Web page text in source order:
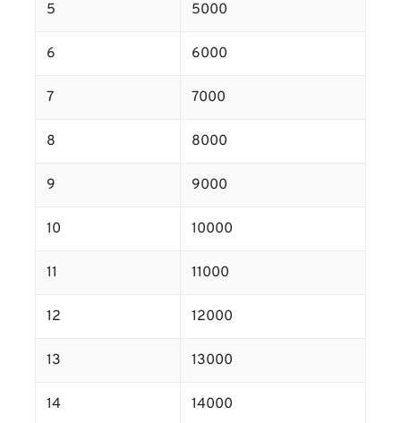
5 5000
6 6000
7 7000
8 8000
9 9000
10 10000
11 11000
12 12000
13 13000
14 14000